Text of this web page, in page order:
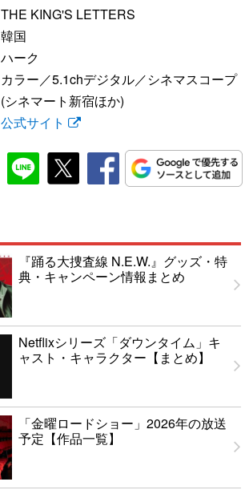
THE KING'S LETTERS
韓国
ハーク
カラー／5.1chデジタル／シネマスコープ
(シネマート新宿ほか)
公式サイト
『踊る大捜査線 N.E.W.』グッズ・特
典・キャンペーン情報まとめ
Netflixシリーズ「ダウンタイム」キ
ャスト・キャラクター【まとめ】
「金曜ロードショー」2026年の放送
予定【作品一覧】